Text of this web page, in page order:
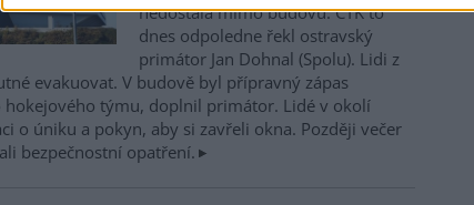
nedostala mimo budovu. ČTK to
dnes odpoledne řekl ostravský
primátor Jan Dohnal (Spolu). Lidi z
evakuovat. V budově byl přípravný zápas
hokejového týmu, doplnil primátor. Lidé v okolí
o úniku a pokyn, aby si zavřeli okna. Později večer
bezpečnostní opatření.